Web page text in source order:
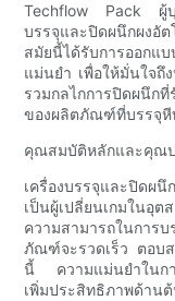
Techflow Pack ผู้บุ
บรรจุและปิดผนึกผง
สมัยนี้ได้รับการออก
แม่นยำ เพื่อให้มั่นใจ
รวมกลไกการปิดผนึก
ของผลิตภัณฑ์ที่บรรจุหี
คุณสมบัติหลักและคุณ
เครื่องบรรจุและปิดผ
เป็นผู้เปลี่ยนเกมใน
ความสามารถในการบ
ภัณฑ์จะรวดเร็ว ตอบ
นี้ ความแม่นยำในกา
เพิ่มประสิทธิภาพด้าน